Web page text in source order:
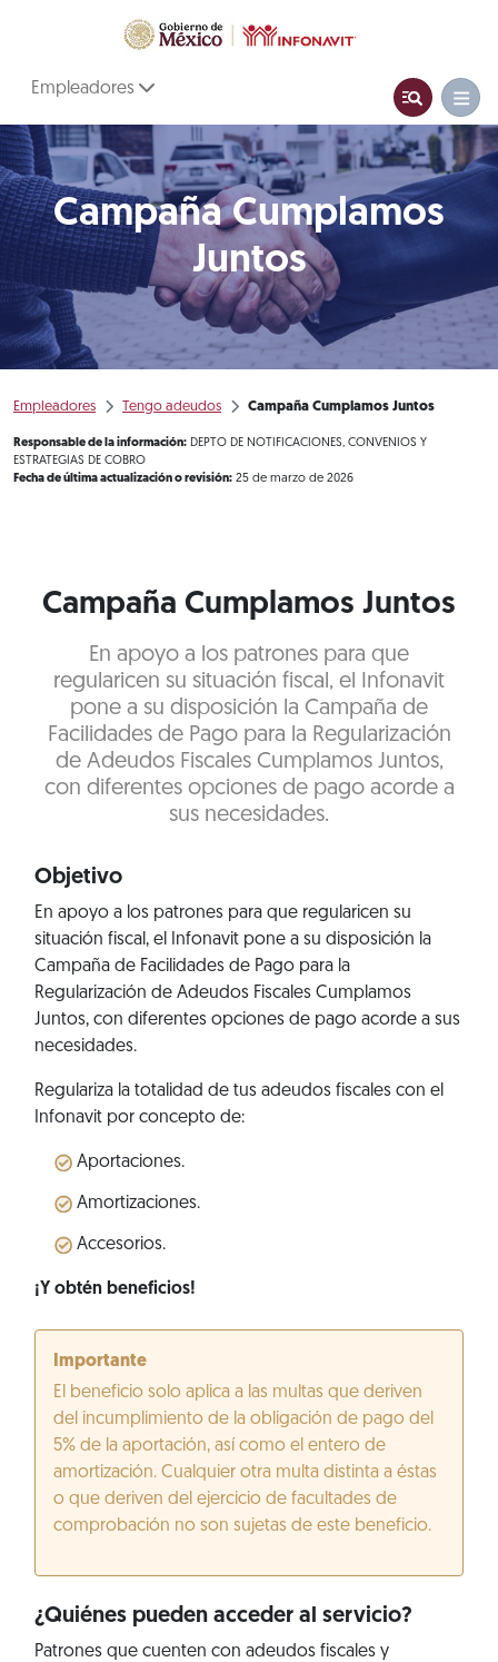
Empleadores
Campaña Cumplamos
Juntos
Empleadores Tengo adeudos Campaña Cumplamos Juntos
Responsable de la información: DEPTO DE NOTIFICACIONES, CONVENIOS Y
ESTRATEGIAS DE COBRO
Fecha de última actualización o revisión: 25 de marzo de 2026
Campaña Cumplamos Juntos
En apoyo a los patrones para que
regularicen su situación fiscal, el Infonavit
pone a su disposición la Campaña de
Facilidades de Pago para la Regularización
de Adeudos Fiscales Cumplamos Juntos,
con diferentes opciones de pago acorde a
sus necesidades.
Objetivo
En apoyo a los patrones para que regularicen su
situación fiscal, el Infonavit pone a su disposición la
Campaña de Facilidades de Pago para la
Regularización de Adeudos Fiscales Cumplamos
Juntos, con diferentes opciones de pago acorde a sus
necesidades.
Regulariza la totalidad de tus adeudos fiscales con el
Infonavit por concepto de:
Aportaciones.
Amortizaciones.
Accesorios.
¡Y obtén beneficios!
Importante
El beneficio solo aplica a las multas que deriven
del incumplimiento de la obligación de pago del
5% de la aportación, así como el entero de
amortización. Cualquier otra multa distinta a éstas
o que deriven del ejercicio de facultades de
comprobación no son sujetas de este beneficio.
¿Quiénes pueden acceder al servicio?
Patrones que cuenten con adeudos fiscales y